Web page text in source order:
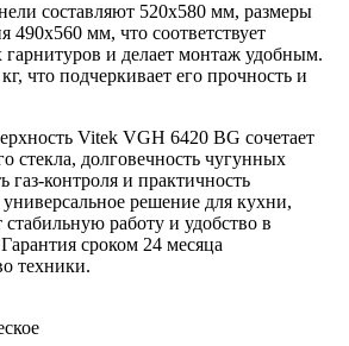
составляют 520x580 мм, размеры
490х560 мм, что соответствует
гарнитуров и делает монтаж удобным.
что подчеркивает его прочность и
Vitek VGH 6420 BG сочетает
стекла, долговечность чугунных
газ-контроля и практичность
решение для кухни,
стабильную работу и удобство в
сроком 24 месяца
техники.